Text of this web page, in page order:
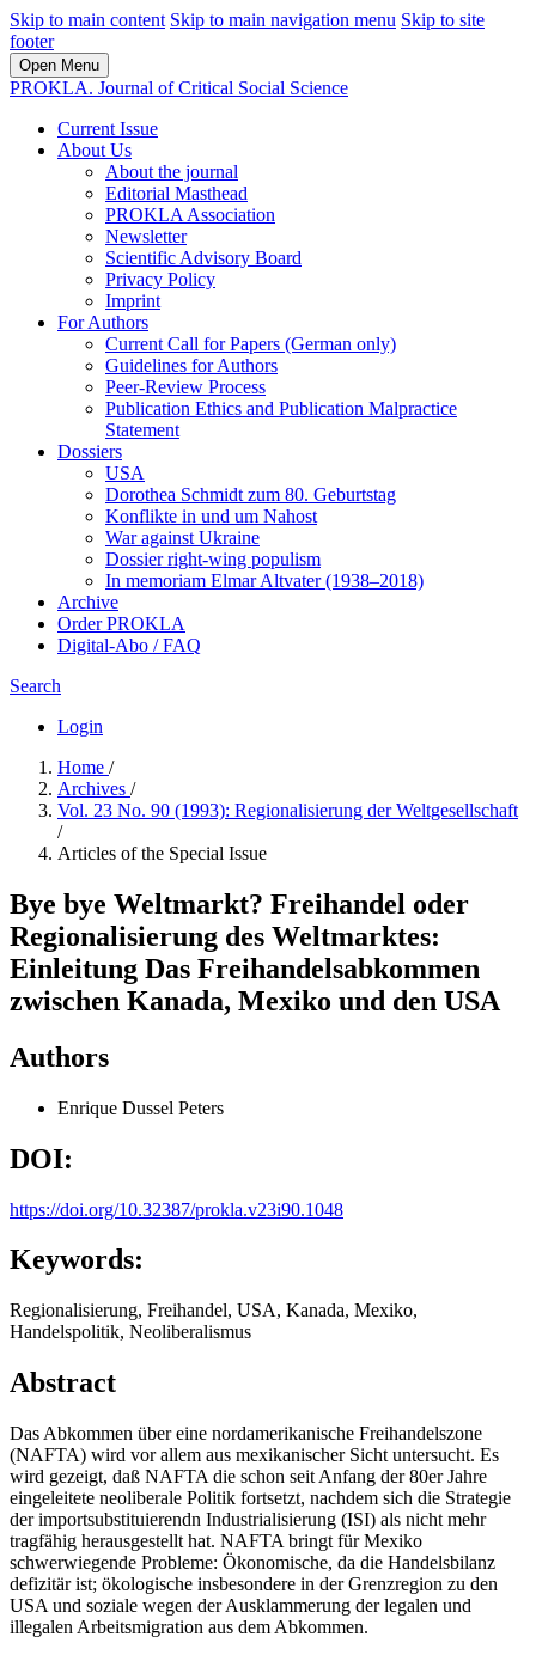
Skip to main content Skip to main navigation menu Skip to site
footer
Open Menu
PROKLA. Journal of Critical Social Science
Current Issue
About Us
About the journal
Editorial Masthead
PROKLA Association
Newsletter
Scientific Advisory Board
Privacy Policy
Imprint
For Authors
Current Call for Papers (German only)
Guidelines for Authors
Peer-Review Process
Publication Ethics and Publication Malpractice
Statement
Dossiers
USA
Dorothea Schmidt zum 80. Geburtstag
Konflikte in und um Nahost
War against Ukraine
Dossier right-wing populism
In me­mo­ri­am Elmar Altvater (1938–2018)
Archive
Order PROKLA
Digital-Abo / FAQ
Search
Login
Home /
Archives /
Vol. 23 No. 90 (1993): Regionalisierung der Weltgesellschaft
/
Articles of the Special Issue
Bye bye Weltmarkt? Freihandel oder
Regionalisierung des Weltmarktes:
Einleitung Das Freihandelsabkommen
zwischen Kanada, Mexiko und den USA
Authors
Enrique Dussel Peters
DOI:
https://doi.org/10.32387/prokla.v23i90.1048
Keywords:
Regionalisierung, Freihandel, USA, Kanada, Mexiko,
Handelspolitik, Neoliberalismus
Abstract
Das Abkommen über eine nordamerikanische Freihandelszone
(NAFTA) wird vor allem aus mexikanischer Sicht untersucht. Es
wird gezeigt, daß NAFTA die schon seit Anfang der 80er Jahre
eingeleitete neoliberale Politik fortsetzt, nachdem sich die Strategie
der importsubstituierendn Industrialisierung (ISI) als nicht mehr
tragfähig herausgestellt hat. NAFTA bringt für Mexiko
schwerwiegende Probleme: Ökonomische, da die Handelsbilanz
defizitär ist; ökologische insbesondere in der Grenzregion zu den
USA und soziale wegen der Ausklammerung der legalen und
illegalen Arbeitsmigration aus dem Abkommen.